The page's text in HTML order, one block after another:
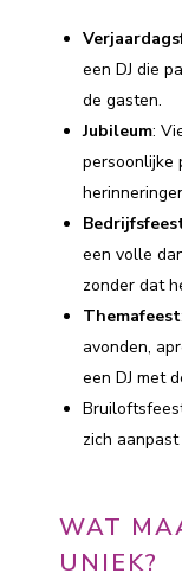
een DJ die
de gasten.
Jubileum:
persoonlijke
een volle
zonder dat
Themafeest
avonden,
een DJ met
zich
WAT
UNIEK?